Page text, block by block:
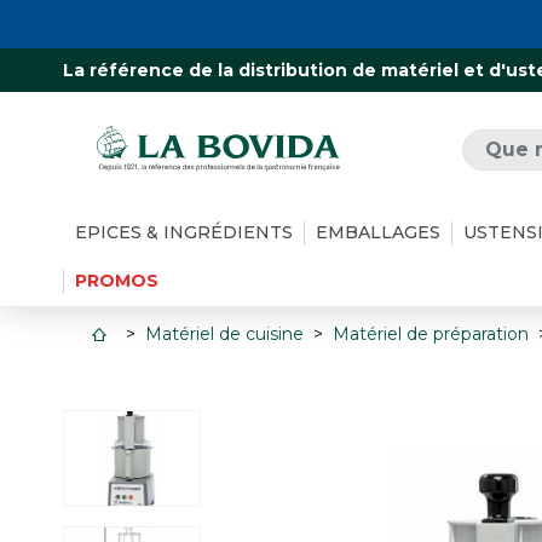
La référence de la distribution de matériel et
EPICES & INGRÉDIENTS EMBALLAGES
PROMOS
Matériel de cuisine Matériel de préparation